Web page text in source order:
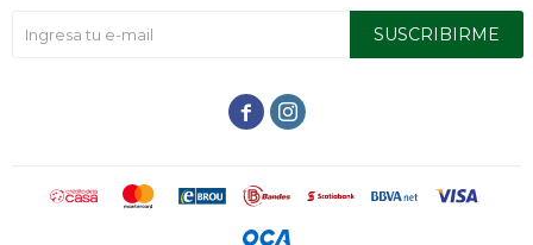
SUSCRIBIRME
 